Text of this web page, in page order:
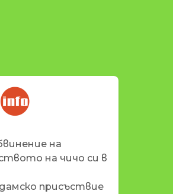
на
на чичо си в
присъствие